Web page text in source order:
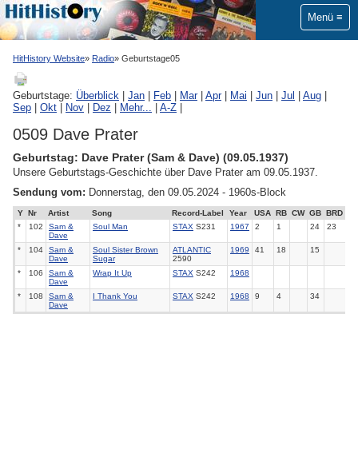
Menü
HitHistory Website Radio Geburtstage05
Geburtstage: Überblick Jan Feb Mar| Apr| Mai Jun Jul Aug
Sep
Okt Nov Dez Mehr... A-Z
0509 Dave Prater
Geburtstag: Dave Prater (Sam & Dave) (09.05.1937)
Unsere Geburtstags-Geschichte über Dave Prater am 09.05.1937.
Sendung vom: Donnerstag, den 09.05.2024 - 1960s-Block
Y Nr Artist Song Record-Label Year USA RB CW GB
BRD
*
102
Sam &
Dave
Soul Man STAX S231 1967 2 1 24 23
* 104
Sam &
Dave
Soul Sister Brown
Sugar
ATLANTIC
2590
1969 41 18 15
* 106
Sam &
Dave
Wrap It Up STAX S242 1968
* 108
Sam &
Dave
I Thank You STAX S242 1968 9 4 34